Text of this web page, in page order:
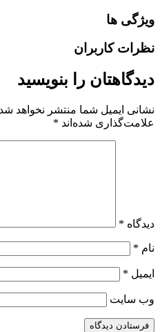
ویژگی ها
نظرات کاربران
دیدگاهتان را بنویسید
نشانی ایمیل شما منتشر نخواهد
علامت‌گذاری شده‌اند *
دیدگاه *
نام *
ایمیل *
وب‌ سایت